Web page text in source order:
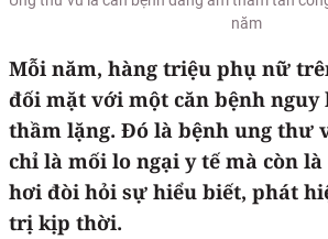
năm
Mỗi năm, hàng triệu phụ nữ
đối mặt với một căn bệnh
thầm lặng. Đó là bệnh ung thư
chỉ là mối lo ngại y tế mà còn là
hơi đòi hỏi sự hiểu biết, phát
trị kịp thời.